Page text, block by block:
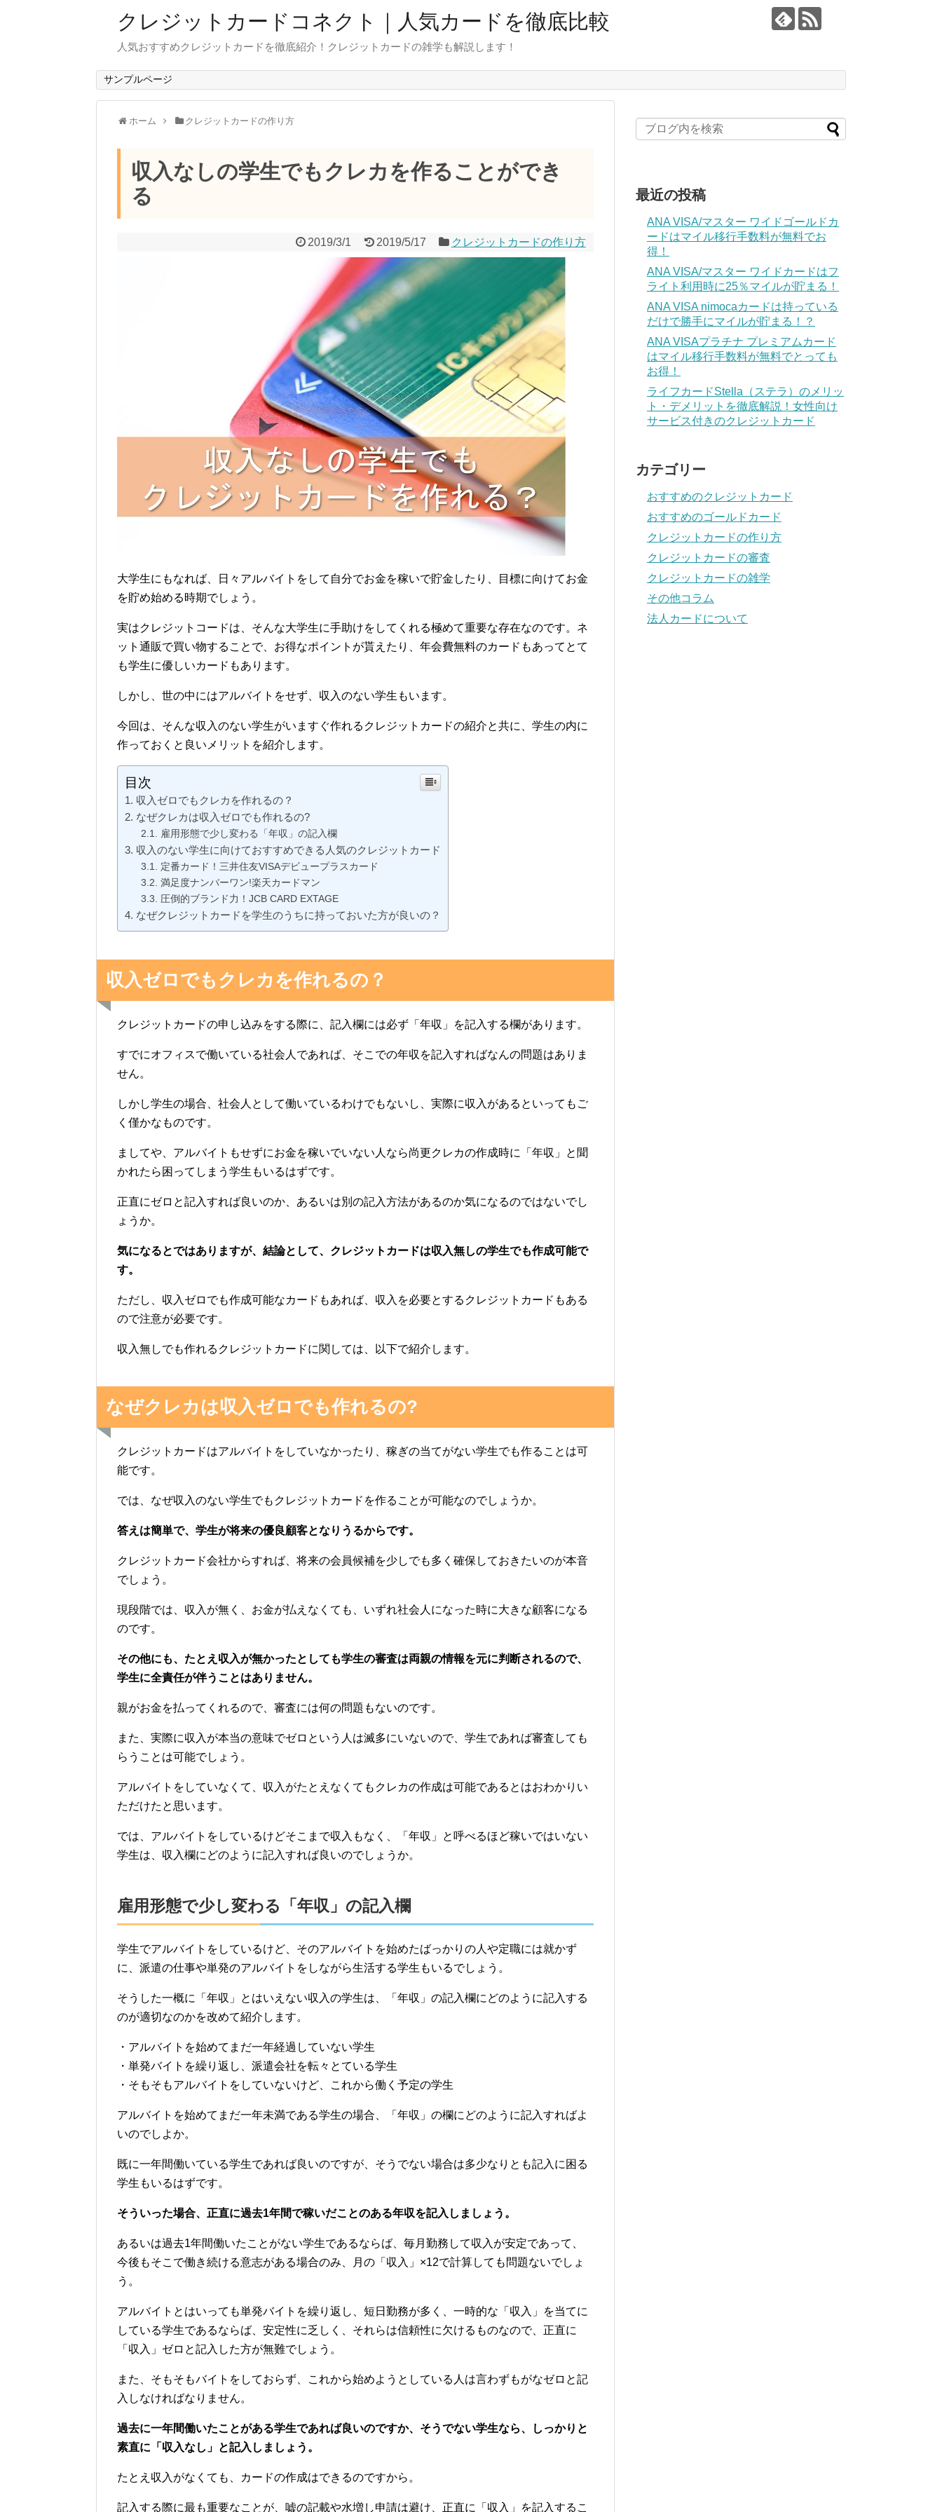
クレジットカードコネクト｜人気カードを徹底比較
人気おすすめクレジットカードを徹底紹介！クレジットカードの雑学も解説します！
サンプルページ
ホーム クレジットカードの作り方
収入なしの学生でもクレカを作ることができ
る
2019/3/1 2019/5/17 クレジットカードの作り方
大学生にもなれば、日々アルバイトをして自分でお金を稼いで貯金したり、目標に向けてお金
を貯め始める時期でしょう。
実はクレジットコードは、そんな大学生に手助けをしてくれる極めて重要な存在なのです。ネ
ット通販で買い物することで、お得なポイントが貰えたり、年会費無料のカードもあってとて
も学生に優しいカードもあります。
しかし、世の中にはアルバイトをせず、収入のない学生もいます。
今回は、そんな収入のない学生がいますぐ作れるクレジットカードの紹介と共に、学生の内に
作っておくと良いメリットを紹介します。
目次
収入ゼロでもクレカを作れるの？
なぜクレカは収入ゼロでも作れるの?
雇用形態で少し変わる「年収」の記入欄
収入のない学生に向けておすすめできる人気のクレジットカード
定番カード！三井住友VISAデビュープラスカード
満足度ナンバーワン!楽天カードマン
圧倒的ブランド力！JCB CARD EXTAGE
なぜクレジットカードを学生のうちに持っておいた方が良いの？
収入ゼロでもクレカを作れるの？
クレジットカードの申し込みをする際に、記入欄には必ず「年収」を記入する欄があります。
すでにオフィスで働いている社会人であれば、そこでの年収を記入すればなんの問題はありま
せん。
しかし学生の場合、社会人として働いているわけでもないし、実際に収入があるといってもご
く僅かなものです。
ましてや、アルバイトもせずにお金を稼いでいない人なら尚更クレカの作成時に「年収」と聞
かれたら困ってしまう学生もいるはずです。
正直にゼロと記入すれば良いのか、あるいは別の記入方法があるのか気になるのではないでし
ょうか。
気になるとではありますが、結論として、クレジットカードは収入無しの学生でも作成可能で
す。
ただし、収入ゼロでも作成可能なカードもあれば、収入を必要とするクレジットカードもある
ので注意が必要です。
収入無しでも作れるクレジットカードに関しては、以下で紹介します。
なぜクレカは収入ゼロでも作れるの?
クレジットカードはアルバイトをしていなかったり、稼ぎの当てがない学生でも作ることは可
能です。
では、なぜ収入のない学生でもクレジットカードを作ることが可能なのでしょうか。
答えは簡単で、学生が将来の優良顧客となりうるからです。
クレジットカード会社からすれば、将来の会員候補を少しでも多く確保しておきたいのが本音
でしょう。
現段階では、収入が無く、お金が払えなくても、いずれ社会人になった時に大きな顧客になる
のです。
その他にも、たとえ収入が無かったとしても学生の審査は両親の情報を元に判断されるので、
学生に全責任が伴うことはありません。
親がお金を払ってくれるので、審査には何の問題もないのです。
また、実際に収入が本当の意味でゼロという人は滅多にいないので、学生であれば審査しても
らうことは可能でしょう。
アルバイトをしていなくて、収入がたとえなくてもクレカの作成は可能であるとはおわかりい
ただけたと思います。
では、アルバイトをしているけどそこまで収入もなく、「年収」と呼べるほど稼いではいない
学生は、収入欄にどのように記入すれば良いのでしょうか。
雇用形態で少し変わる「年収」の記入欄
学生でアルバイトをしているけど、そのアルバイトを始めたばっかりの人や定職には就かず
に、派遣の仕事や単発のアルバイトをしながら生活する学生もいるでしょう。
そうした一概に「年収」とはいえない収入の学生は、「年収」の記入欄にどのように記入する
のが適切なのかを改めて紹介します。
・アルバイトを始めてまだ一年経過していない学生
・単発バイトを繰り返し、派遣会社を転々とている学生
・そもそもアルバイトをしていないけど、これから働く予定の学生
アルバイトを始めてまだ一年未満である学生の場合、「年収」の欄にどのように記入すればよ
いのでしよか。
既に一年間働いている学生であれば良いのですが、そうでない場合は多少なりとも記入に困る
学生もいるはずです。
そういった場合、正直に過去1年間で稼いだことのある年収を記入しましょう。
あるいは過去1年間働いたことがない学生であるならば、毎月勤務して収入が安定であって、
今後もそこで働き続ける意志がある場合のみ、月の「収入」×12で計算しても問題ないでしょ
う。
アルバイトとはいっても単発バイトを繰り返し、短日勤務が多く、一時的な「収入」を当てに
している学生であるならば、安定性に乏しく、それらは信頼性に欠けるものなので、正直に
「収入」ゼロと記入した方が無難でしょう。
また、そもそもバイトをしておらず、これから始めようとしている人は言わずもがなゼロと記
入しなければなりません。
過去に一年間働いたことがある学生であれば良いのですか、そうでない学生なら、しっかりと
素直に「収入なし」と記入しましょう。
たとえ収入がなくても、カードの作成はできるのですから。
記入する際に最も重要なことが、嘘の記載や水増し申請は避け、正直に「収入」を記入するこ
最近の投稿
ANA VISA/マスター ワイドゴールドカ
ードはマイル移行手数料が無料でお
得！
ANA VISA/マスター ワイドカードはフ
ライト利用時に25％マイルが貯まる！
ANA VISA nimocaカードは持っている
だけで勝手にマイルが貯まる！？
ANA VISAプラチナ プレミアムカード
はマイル移行手数料が無料でとっても
お得！
ライフカードStella（ステラ）のメリッ
ト・デメリットを徹底解説！女性向け
サービス付きのクレジットカード
カテゴリー
おすすめのクレジットカード
おすすめのゴールドカード
クレジットカードの作り方
クレジットカードの審査
クレジットカードの雑学
その他コラム
法人カードについて